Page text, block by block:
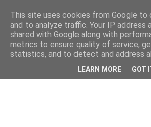
This site uses cookies from Google to
and to analyze traffic. Your IP address
shared with Google along with
metrics to ensure quality of service,
statistics, and to detect and address
LEARN MORE GOT